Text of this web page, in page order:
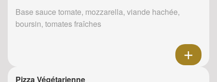
Base sauce tomate, mozzarella, viande hachée,
boursin, tomates fraîches
Pizza Végétarienne